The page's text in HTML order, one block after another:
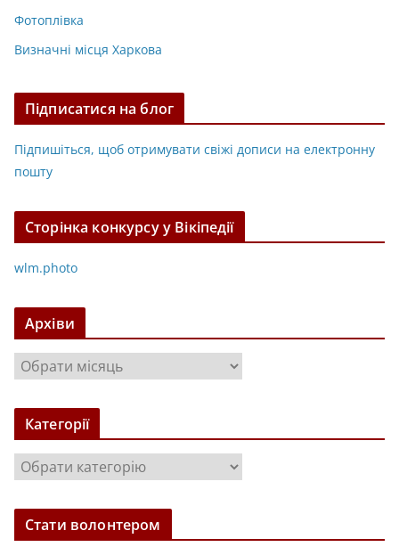
Фотоплівка
Визначні місця Харкова
Підписатися на блог
Підпишіться, щоб отримувати свіжі дописи на електронну
пошту
Сторінка конкурсу у Вікіпедії
wlm.photo
Архіви
р
х
в
Категорії
а
т
Стати волонтером